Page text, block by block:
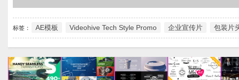
标签： AE模板 Videohive Tech Style Promo 企业宣传片 包装片